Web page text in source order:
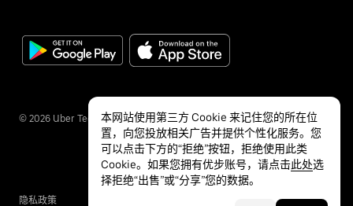
© 2026 Uber Technologies Inc.
隐私政策
本网站使用第三方 Cookie 来记住您的所在位
置，向您投放相关广告并提供个性化服务。您
可以点击下方的“拒绝”按钮，拒绝使用此类
Cookie。如果您拥有优步账号，请点击此处选
择拒绝“出售”或“分享”您的数据。